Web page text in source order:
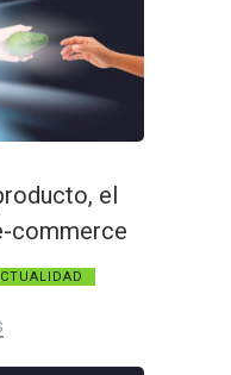
el
commerce